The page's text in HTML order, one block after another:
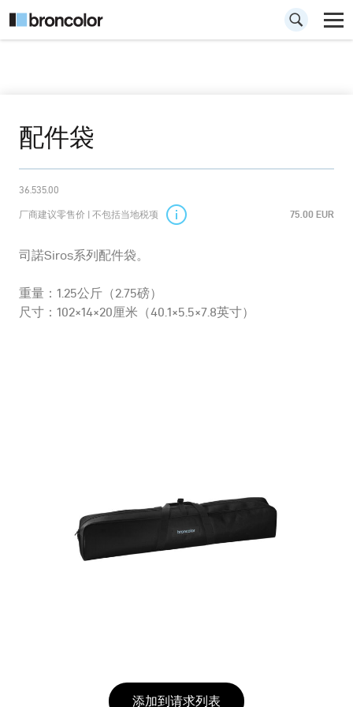
配件袋
36.535.00
厂商建议零售价 | 不包括当地税项 75.00 EUR
司諾Siros系列配件袋。
重量：1.25公斤（2.75磅）
尺寸：102×14×20厘米（40.1×5.5×7.8英寸）
添加到请求列表